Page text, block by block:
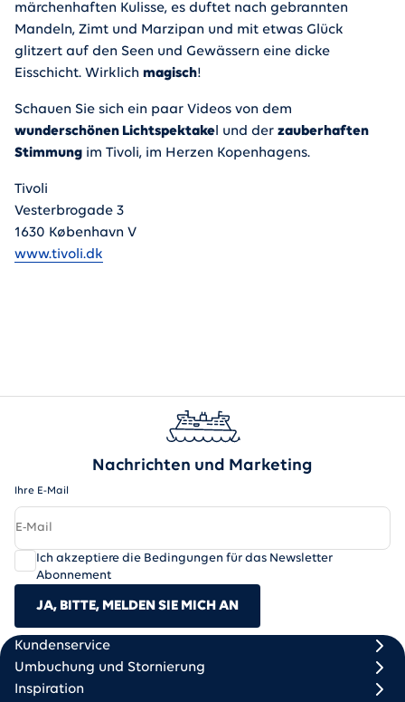
märchenhaften Kulisse, es duftet nach gebrannten
Mandeln, Zimt und Marzipan und mit etwas Glück
glitzert auf den Seen und Gewässern eine dicke
Eisschicht. Wirklich magisch!
Schauen Sie sich ein paar Videos von dem
wunderschönen Lichtspektake l und der zauberhaften
Stimmung im Tivoli, im Herzen Kopenhagens.
Tivoli
Vesterbrogade 3
1630 København V
www.tivoli.dk
Nachrichten und Marketing
Ihre E-Mail
Ich akzeptiere die Bedingungen für das Newsletter
Abonnement
JA, BITTE, MELDEN SIE MICH AN
Scandlines
Footer column 1
Kundenservice
Umbuchung und Stornierung
Inspiration
Footer column 2